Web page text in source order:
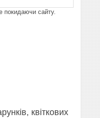
покидаючи сайту.
квіткових